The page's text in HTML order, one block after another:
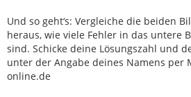
Und so geht‘s: Vergleiche die beiden
heraus, wie viele Fehler in das untere
sind. Schicke deine Lösungszahl und
unter der Angabe deines Namens per
online.de